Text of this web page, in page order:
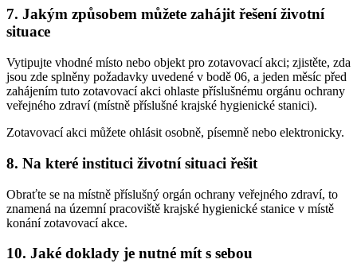
7. Jakým způsobem můžete zahájit řešení životní
situace
Vytipujte vhodné místo nebo objekt pro zotavovací akci; zjistěte, zda
jsou zde splněny požadavky uvedené v bodě 06, a jeden měsíc před
zahájením tuto zotavovací akci ohlaste příslušnému orgánu ochrany
veřejného zdraví (místně příslušné krajské hygienické stanici).
Zotavovací akci můžete ohlásit osobně, písemně nebo elektronicky.
8. Na které instituci životní situaci řešit
Obraťte se na místně příslušný orgán ochrany veřejného zdraví, to
znamená na územní pracoviště krajské hygienické stanice v místě
konání zotavovací akce.
10. Jaké doklady je nutné mít s sebou